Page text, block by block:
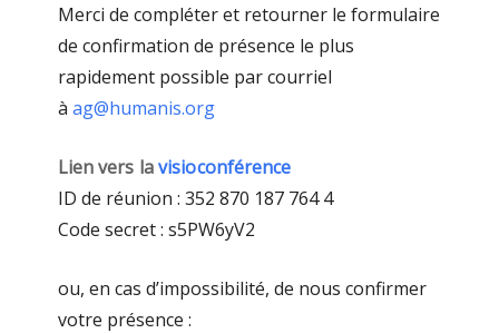
Merci de compléter et retourner le formulaire
de confirmation de présence le plus
rapidement possible par courriel
à ag@humanis.org
Lien vers lavisioconférence
ID de réunion : 352 870 187 764 4
Code secret : s5PW6yV2
ou, en cas d’impossibilité, de nous confirmer
votre présence :